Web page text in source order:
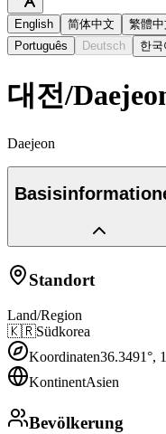
English 简体中文 繁體中
Português
Deutsch 한국
대전/
Daejeon
Standort
Land/Region
🇰🇷Südkorea
Koordinaten36.3491°,
KontinentAsien
Bevölkerung